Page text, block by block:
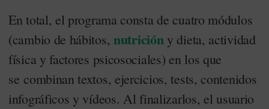
En total, el programa consta de cuatro módulos
(cambio de hábitos, nutricióny dieta, actividad
física y factores psicosociales) en los que
se combinan textos, ejercicios, tests, contenidos
infográficos y vídeos. Al finalizarlos, el usuario